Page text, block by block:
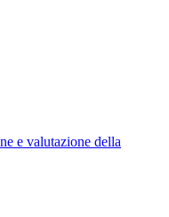
e valutazione della